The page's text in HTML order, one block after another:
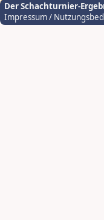
Der Schachturnier-
Impressum /